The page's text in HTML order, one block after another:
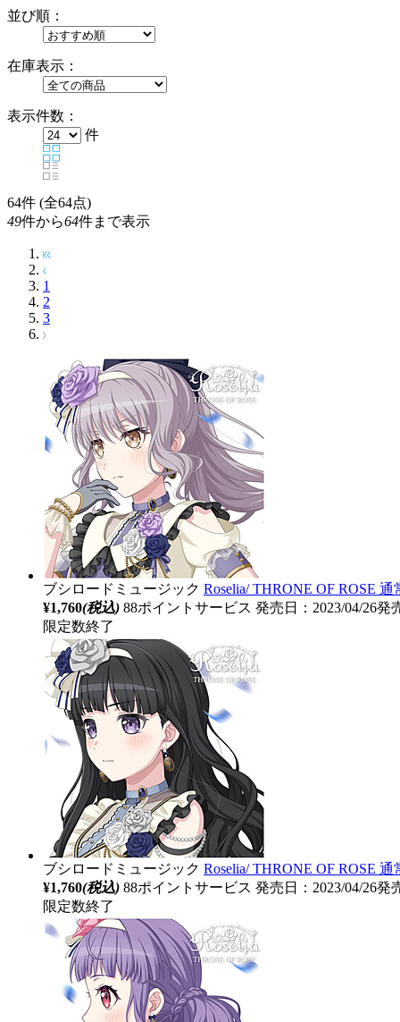
並び順：
在庫表示：
表示件数：
件
64件 (全64点)
49件から64件まで表示
1
2
3
ブシロードミュージック Roselia/ THRONE OF ROSE 通
¥1,760(税込) 88ポイントサービス 発売日：2023/04/26発
限定数終了
ブシロードミュージック Roselia/ THRONE OF ROSE 通
¥1,760(税込) 88ポイントサービス 発売日：2023/04/26発
限定数終了